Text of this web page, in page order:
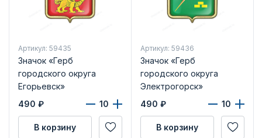
Артикул: 59435
Значок «Герб
городского округа
Егорьевск»
490 ₽
В корзину
Артикул: 59436
Значок «Герб
городского округа
Электрогорск»
490 ₽
В корзину